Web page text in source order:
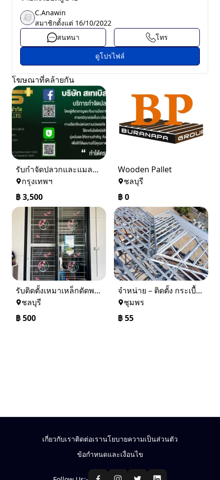
C.Anawin
สมาชิกตั้งแต่ 16/10/2022
สนทนา
โทร
ดูโปรไฟล์
โฆษณาที่คล้ายกัน
รับกำจัดปลวกและแมลง ในราคาเริ่มเพียง 3,500 บาท
กรุงเทพฯ
฿3,500
Wooden Pallet
ชลบุรี
฿0
รับติดตั้งเหมาเหล็กดัดพร้อมมุ้งลวด
ชลบุรี
฿500
จำหน่าย – ติดตั้ง กระเบื้อง โครงหลังคา ถอดแบบแจ้งราคาฟรี
ชุมพร
฿55
เกี่ยวกับเราติดต่อเรานโยบายความเป็นส่วนตัว
ข้อกำหนดและเงื่อนไข